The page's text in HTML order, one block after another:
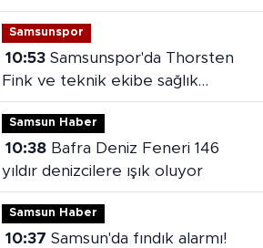
Samsunspor
10:53Samsunspor'da Thorsten
Fink ve teknik ekibe sağlık
kontrolü
Samsun Haber
10:38Bafra Deniz Feneri 146
yıldır denizcilere ışık oluyor
Samsun Haber
10:37